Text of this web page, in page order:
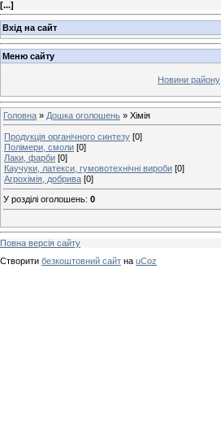
[...]
Вхід на сайт
Меню сайту
Новини району
Головна » Дошка оголошень » Хімія
Продукція органічного синтезу [0]
Полімери, смоли [0]
Лаки, фарби [0]
Каучуки, латекси, гумовотехнічні вироби [0]
Агрохімія, добрива [0]
У розділі оголошень: 0
Повна версія сайту
Створити безкоштовний сайт на uCoz